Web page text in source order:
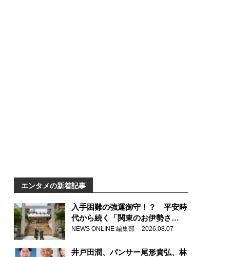
エンタメの新着記事
入手困難の強運御守！？ 平安時
代から続く「関東のお伊勢さ
ま」、芝大神宮にてランパンプス
NEWS ONLINE 編集部 2026.08.07
井戸田潤、パンサー尾形貴弘、林